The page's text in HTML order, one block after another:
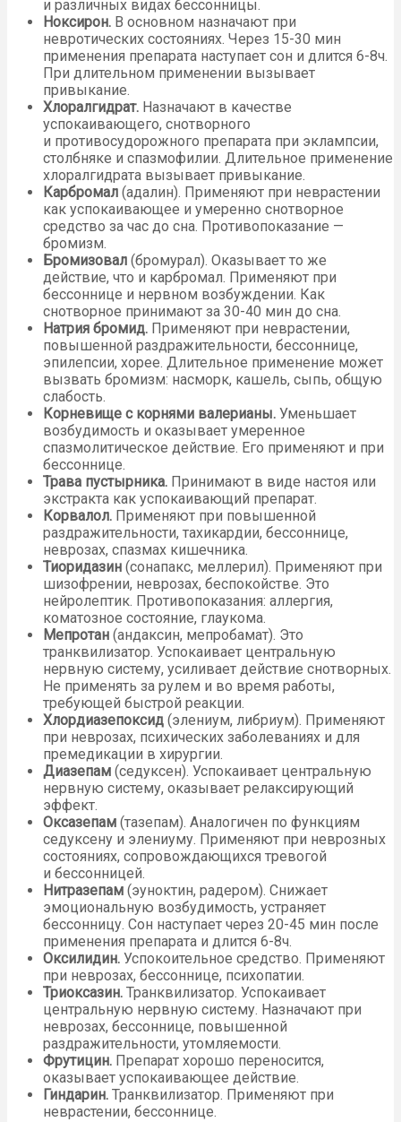
и различных видах бессонницы.
Ноксирон. В основном назначают при
невротических состояниях. Через 15-30 мин
применения препарата наступает сон и длится 6-8ч.
При длительном применении вызывает
привыкание.
Хлоралгидрат. Назначают в качестве
успокаивающего, снотворного
и противосудорожного препарата при эклампсии,
столбняке и спазмофилии. Длительное применение
хлоралгидрата вызывает привыкание.
Карбромал (адалин). Применяют при неврастении
как успокаивающее и умеренно снотворное
средство за час до сна. Противопоказание —
бромизм.
Бромизовал (бромурал). Оказывает то же
действие, что и карбромал. Применяют при
бессоннице и нервном возбуждении. Как
снотворное принимают за 30-40 мин до сна.
Натрия бромид. Применяют при неврастении,
повышенной раздражительности, бессоннице,
эпилепсии, хорее. Длительное применение может
вызвать бромизм: насморк, кашель, сыпь, общую
слабость.
Корневище с корнями валерианы. Уменьшает
возбудимость и оказывает умеренное
спазмолитическое действие. Его применяют и при
бессоннице.
Трава пустырника. Принимают в виде настоя или
экстракта как успокаивающий препарат.
Корвалол. Применяют при повышенной
раздражительности, тахикардии, бессоннице,
неврозах, спазмах кишечника.
Тиоридазин (сонапакс, меллерил). Применяют при
шизофрении, неврозах, беспокойстве. Это
нейролептик. Противопоказания: аллергия,
коматозное состояние, глаукома.
Мепротан (андаксин, мепробамат). Это
транквилизатор. Успокаивает центральную
нервную систему, усиливает действие снотворных.
Не применять за рулем и во время работы,
требующей быстрой реакции.
Хлордиазепоксид (элениум, либриум). Применяют
при неврозах, психических заболеваниях и для
премедикации в хирургии.
Диазепам (седуксен). Успокаивает центральную
нервную систему, оказывает релаксирующий
эффект.
Оксазепам (тазепам). Аналогичен по функциям
седуксену и элениуму. Применяют при неврозных
состояниях, сопровождающихся тревогой
и бессонницей.
Нитразепам (эуноктин, радером). Снижает
эмоциональную возбудимость, устраняет
бессонницу. Сон наступает через 20-45 мин после
применения препарата и длится 6-8ч.
Оксилидин. Успокоительное средство. Применяют
при неврозах, бессоннице, психопатии.
Триоксазин. Транквилизатор. Успокаивает
центральную нервную систему. Назначают при
неврозах, бессоннице, повышенной
раздражительности, утомляемости.
Фрутицин. Препарат хорошо переносится,
оказывает успокаивающее действие.
Гиндарин. Транквилизатор. Применяют при
неврастении, бессоннице.